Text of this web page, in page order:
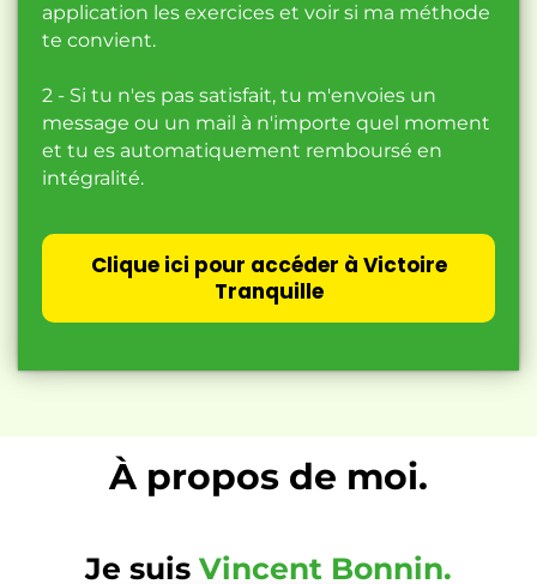
application les exercices et voir si ma méthode
te convient.
2 - Si tu n'es pas satisfait, tu m'envoies un
message ou un mail à n'importe quel moment
et tu es automatiquement remboursé en
intégralité.
Clique ici pour accéder à Victoire
Tranquille
À propos de moi.
Je suis Vincent Bonnin.